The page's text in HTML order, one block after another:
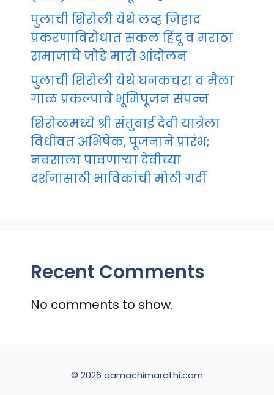
पुलाची शिरोली येथे लव्ह जिहाद
प्रकरणाविरोधात सकल हिंदू व मराठा
समाजाचे जोडे मारो आंदोलन
पुलाची शिरोली येथे घनकचरा व मैला
गाळ प्रकल्पाचे भूमिपूजन संपन्न
शिरोळमध्ये श्री संतुबाई देवी यात्रेला
विधीवत अभिषेक, पूजनाने प्रारंभ;
नवसाला पावणाऱ्या देवीच्या
दर्शनासाठी भाविकांची मोठी गर्दी
Recent Comments
No comments to show.
© 2026 aamachimarathi.com